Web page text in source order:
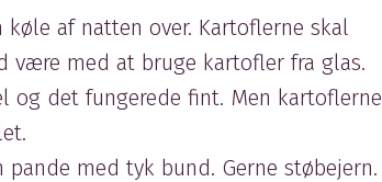
af natten over. Kartoflerne skal
være med at bruge kartofler fra glas.
og det fungerede fint. Men kartoflerne
med tyk bund. Gerne støbejern.